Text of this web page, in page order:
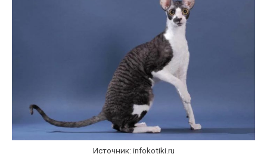
Источник: infokotiki.ru